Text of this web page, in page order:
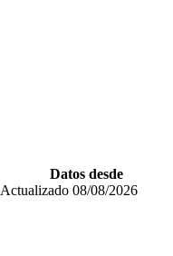
Datos desde
Actualizado 08/08/2026